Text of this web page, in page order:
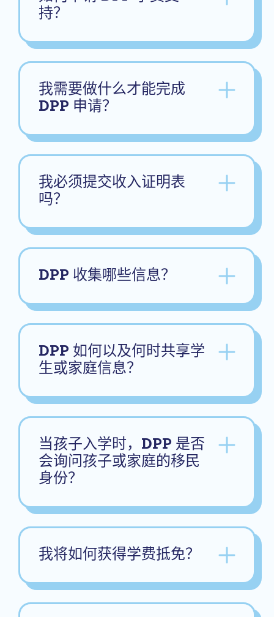
持？
我需要做什么才能完成
DPP 申请？
我必须提交收入证明表
吗？
DPP 收集哪些信息？
DPP 如何以及何时共享学
生或家庭信息？
当孩子入学时，DPP 是否
会询问孩子或家庭的移民
身份？
我将如何获得学费抵免？